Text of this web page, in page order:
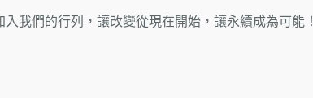
我們的行列，讓改變從現在開始，讓永續成為可能！